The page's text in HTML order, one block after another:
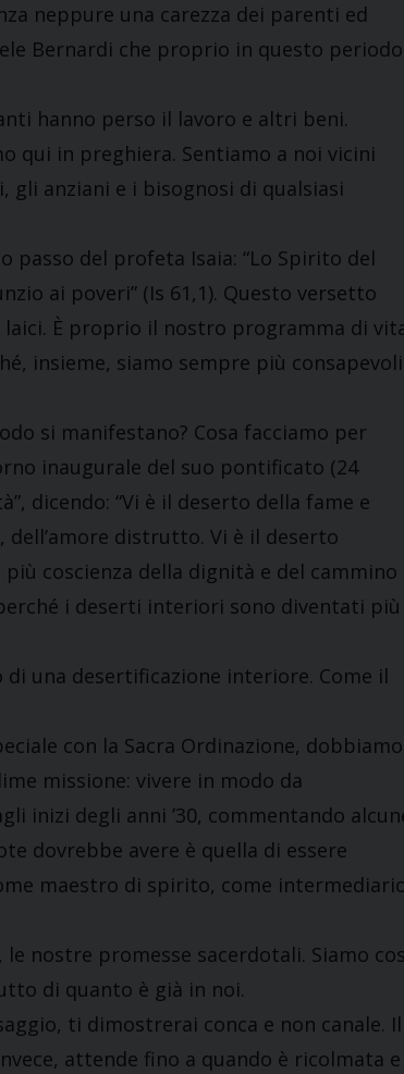
neppure una carezza dei parenti ed
Bernardi che proprio in questo periodo
hanno perso il lavoro e altri beni.
qui in preghiera. Sentiamo a noi vicini
gli anziani e i bisognosi di qualsiasi
passo del profeta Isaia: “Lo Spirito del
ai poveri” (Is 61,1). Questo versetto
È proprio il nostro programma di
insieme, siamo sempre più consapevoli
si manifestano? Cosa facciamo per
inaugurale del suo pontificato (24
dicendo: “Vi è il deserto della fame e
dell’amore distrutto. Vi è il deserto
coscienza della dignità e del cammino
i deserti interiori sono diventati più
una desertificazione interiore. Come il
con la Sacra Ordinazione, dobbiamo
missione: vivere in modo da
inizi degli anni ’30, commentando
dovrebbe avere è quella di essere
maestro di spirito, come
nostre promesse sacerdotali. Siamo
di quanto è già in noi.
ti dimostrerai conca e non canale. Il
attende fino a quando è ricolmata e